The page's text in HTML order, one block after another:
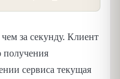
за секунду. Клиент
получения
сервиса текущая